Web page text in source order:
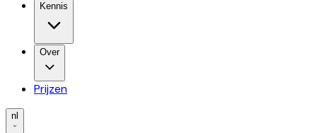
Kennis
Over
Prijzen
nl